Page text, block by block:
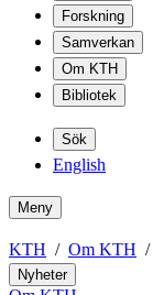
Forskning
Samverkan
Om KTH
Bibliotek
Sök
English
Meny
KTH Om KTH
Nyheter